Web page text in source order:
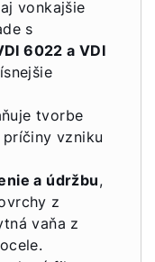
vonkajšie
s
6022 a VDI
tvorbe
vzniku
a údržbu,
z
vaňa z